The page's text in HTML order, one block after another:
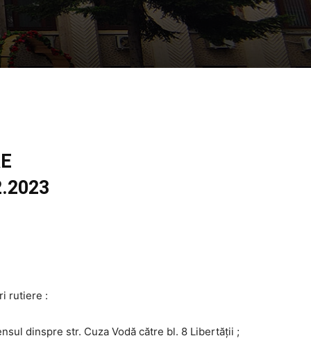
rutiere :
dinspre str. Cuza Vodă către bl. 8 Libertății ;